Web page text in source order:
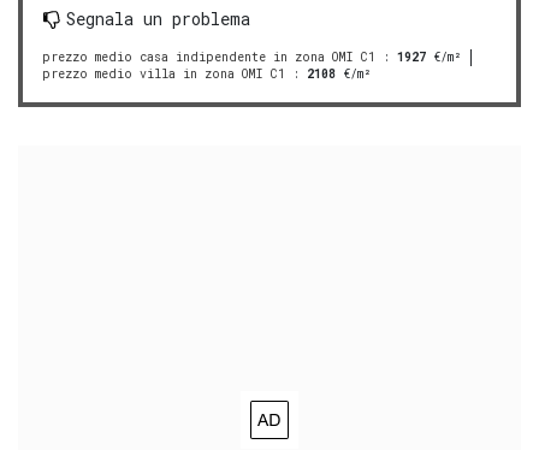
Segnala un problema
prezzo medio casa indipendente in zona OMI C1 : 1927 €/m²
prezzo medio villa in zona OMI C1
: 2108 €/m²